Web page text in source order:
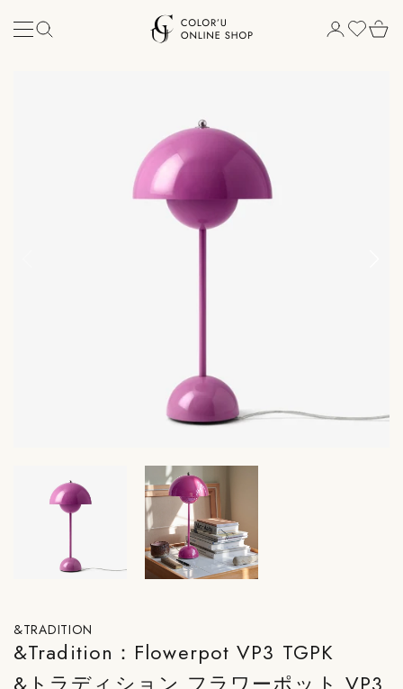
&TRADITION
&Tradition：Flowerpot VP3 TGPK